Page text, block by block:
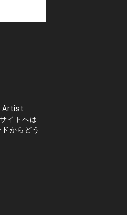
Artist
イトへは
からどう